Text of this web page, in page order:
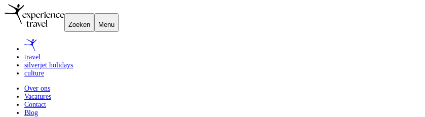
Zoeken Menu
travel
silverjet holidays
culture
Over ons
Vacatures
Contact
Blog